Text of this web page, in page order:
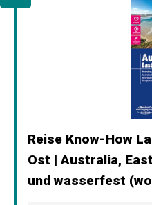
Reise Know-How
Ost | Australia,
und wasserfest